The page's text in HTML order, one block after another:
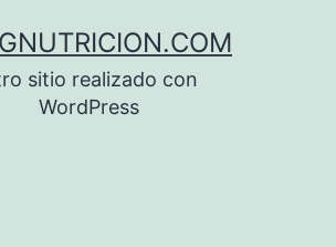
sitio realizado con
WordPress